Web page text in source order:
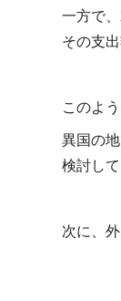
一方で
その支
このよ
異国の
検討し
次に、